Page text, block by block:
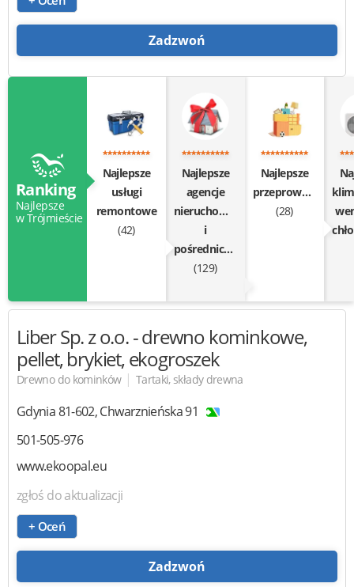
Zadzwoń
Ranking
Najlepsze
w Trójmieście
Najlepsze
usługi
remontowe
(42)
Najlepsze
agencje
nieruchomości
i
pośrednictwo
(129)
Najlepsze
przeprowadzki
(28)
LiberSp. z o.o. - drewno kominkowe,
pellet, brykiet, ekogroszek
Drewno do kominków | Tartaki, składy drewna
Gdynia81-602,Chwarznieńska 91
501-505-976
www.ekoopal.eu
zgłoś do aktualizacji
+ Oceń
Zadzwoń